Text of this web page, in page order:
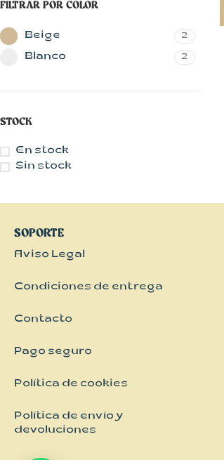
ESTILO
Blusas
Chalecos
Kimonos
FILTRAR POR COLOR
Beige 2
Blanco 2
STOCK
En stock
Sin stock
SOPORTE
Aviso Legal
Condiciones de entrega
Contacto
Pago seguro
Política de cookies
Política de envío y
devoluciones